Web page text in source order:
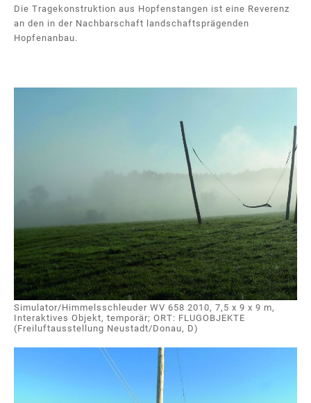
Die Tragekonstruktion aus Hopfenstangen ist eine Reverenz
an den in der Nachbarschaft landschaftsprägenden
Hopfenanbau.
Simulator/Himmelsschleuder WV 658 2010, 7,5 x 9 x 9 m,
Interaktives Objekt, temporär; ORT: FLUGOBJEKTE
(Freiluftausstellung Neustadt/Donau, D)